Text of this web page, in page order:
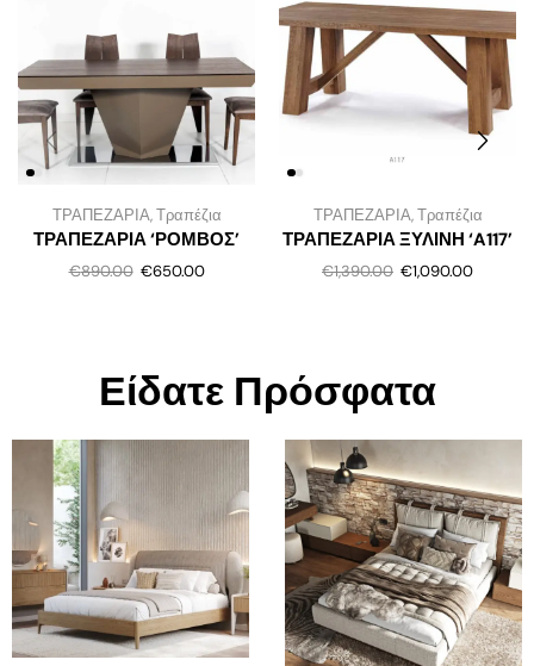
ΤΡΑΠΕΖΑΡΙΑ,Τραπέζια
ΤΡΑΠΕΖΑΡΙΑ ‘ΡΟΜΒΟΣ’
€890.00 €650.00
ΤΡΑΠΕΖΑΡΙΑ,Τραπέζια
ΤΡΑΠΕΖΑΡΙΑ ΞΥΛΙΝΗ ‘A117’
€1,390.00 €1,090.00
Είδατε Πρόσφατα